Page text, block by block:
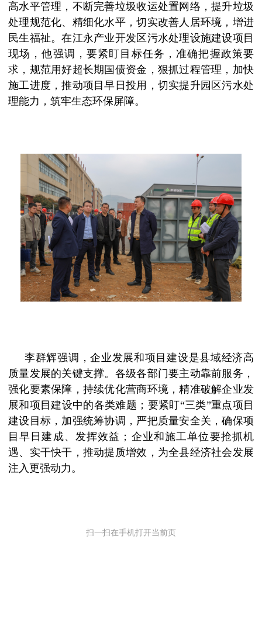
高水平管理，不断完善垃圾收运处置网络，提升垃圾
处理规范化、精细化水平，切实改善人居环境，增进
民生福祉。在江永产业开发区污水处理设施建设项目
现场，他强调，要紧盯目标任务，准确把握政策要
求，规范用好超长期国债资金，狠抓过程管理，加快
施工进度，推动项目早日投用，切实提升园区污水处
理能力，筑牢生态环保屏障。
李群辉强调，企业发展和项目建设是县域经济高
质量发展的关键支撑。各级各部门要主动靠前服务，
强化要素保障，持续优化营商环境，精准破解企业发
展和项目建设中的各类难题；要紧盯“三类”重点项目
建设目标，加强统筹协调，严把质量安全关，确保项
目早日建成、发挥效益；企业和施工单位要抢抓机
遇、实干快干，推动提质增效，为全县经济社会发展
注入更强动力。
扫一扫在手机打开当前页